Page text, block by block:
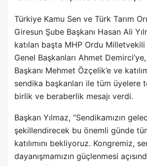
Türkiye Kamu Sen ve Türk Tarım
Giresun Şube Başkanı Hasan Ali
katılan başta MHP Ordu Milletvekili
Genel Başkanları Ahmet
Başkanı Mehmet Özçelik’e ve
sendika başkanları ile tüm üyelere
birlik ve beraberlik mesajı verdi.
Başkan Yılmaz, “Sendikamızın
şekillendirecek bu önemli günde
katılımını bekliyoruz. Kongremiz,
dayanışmamızın güçlenmesi